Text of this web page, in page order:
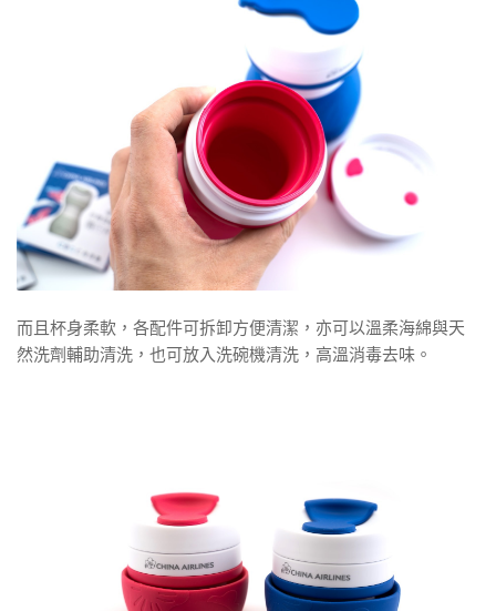
而且杯身柔軟，各配件可拆卸方便清潔，亦可以溫柔海綿與天
然洗劑輔助清洗，也可放入洗碗機清洗，高溫消毒去味。